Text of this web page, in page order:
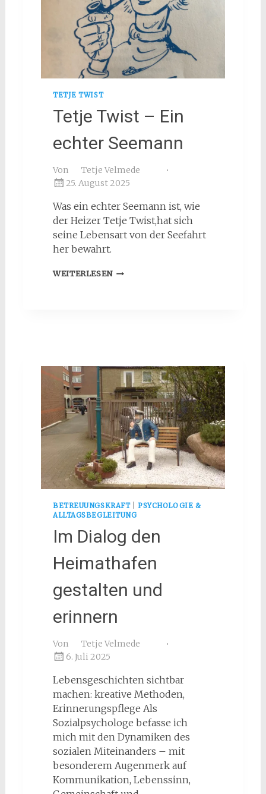
TETJE TWIST
Tetje Twist – Ein
echter Seemann
Von
Tetje Velmede
25. August 2025
Was ein echter Seemann ist, wie
der Heizer Tetje Twist,hat sich
seine Lebensart von der Seefahrt
her bewahrt.
WEITERLESENTETJE
BETREUUNGSKRAFT| PSYCHOLOGIE &
ALLTAGSBEGLEITUNG
Im Dialog den
Heimathafen
gestalten und
erinnern
Von
Tetje Velmede
6. Juli 2025
Lebensgeschichten sichtbar
machen: kreative Methoden,
Erinnerungspflege Als
Sozialpsychologe befasse ich
mich mit den Dynamiken des
sozialen Miteinanders – mit
besonderem Augenmerk auf
Kommunikation, Lebenssinn,